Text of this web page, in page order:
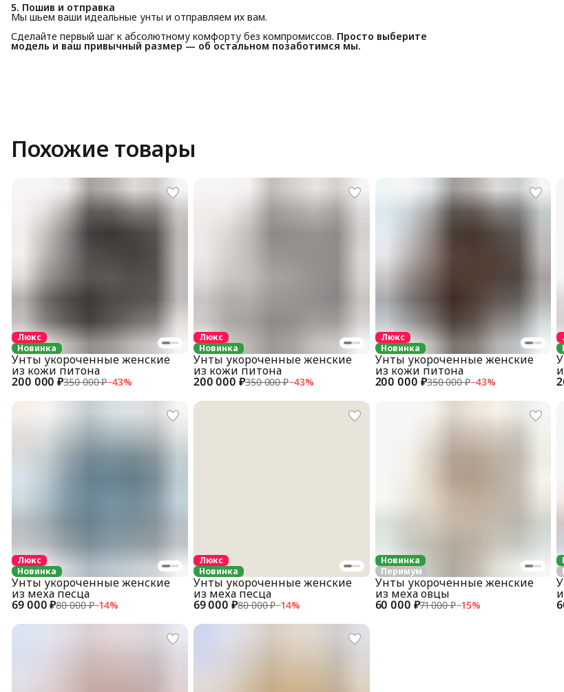
5. Пошив и отправка
Мы шьем ваши идеальные унты и отправляем их вам.
Сделайте первый шаг к абсолютному комфорту без компромиссов. Просто выберите
модель и ваш привычный размер — об остальном позаботимся мы.
Похожие товары
Люкс
Новинка
200 000 ₽350 000 ₽−43%
Унты укороченные женские
из кожи питона
Люкс
Новинка
200 000 ₽350 000 ₽−43%
Унты укороченные женские
из кожи питона
Люкс
Новинка
200 000 ₽350 000 ₽−43%
Унты укороченные женские
из кожи питона
Люкс
Новинка
69 000 ₽80 000 ₽−14%
Унты укороченные женские
из меха песца
Люкс
Новинка
69 000 ₽80 000 ₽−14%
Унты укороченные женские
из меха песца
Новинка
Перимум
60 000 ₽71 000 ₽−15%
Унты укороченные женские
из меха овцы